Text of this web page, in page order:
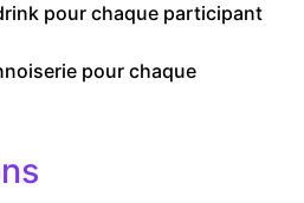
pour chaque participant
pour chaque